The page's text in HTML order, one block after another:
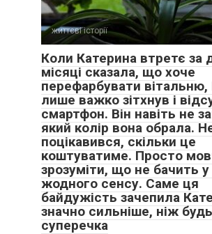
життєві історії
Коли Катерина втретє за
місяці сказала, що хоче
перефарбувати вітальню,
лише важко зітхнув і
смартфон. Він навіть не
який колір вона обрала.
поцікавився, скільки це
коштуватиме. Просто
зрозуміти, що не бачить
жодного сенсу. Саме ця
байдужість зачепила
значно сильніше, ніж
суперечка